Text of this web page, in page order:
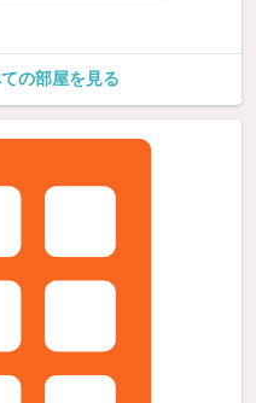
の部屋を見る